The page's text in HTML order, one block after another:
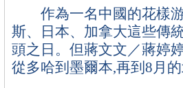
作為一名中國的花樣游
斯、日本、加拿大這些傳
頭之日。但蔣文文／蔣婷
從多哈到墨爾本,再到8月